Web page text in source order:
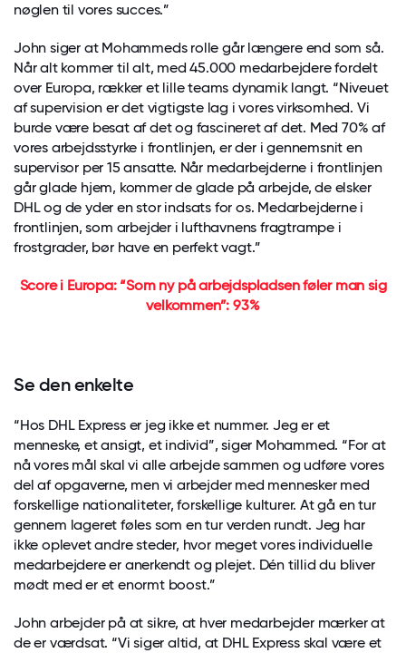
nøglen til vores succes.”
John siger at Mohammeds rolle går længere end som så.
Når alt kommer til alt, med 45.000 medarbejdere fordelt
over Europa, rækker et lille teams dynamik langt. “Niveuet
af supervision er det vigtigste lag i vores virksomhed. Vi
burde være besat af det og fascineret af det. Med 70% af
vores arbejdsstyrke i frontlinjen, er der i gennemsnit en
supervisor per 15 ansatte. Når medarbejderne i frontlinjen
går glade hjem, kommer de glade på arbejde, de elsker
DHL og de yder en stor indsats for os. Medarbejderne i
frontlinjen, som arbejder i lufthavnens fragtrampe i
frostgrader, bør have en perfekt vagt.”
Score i Europa: “Som ny på arbejdspladsen føler man sig
velkommen”: 93%
Se den enkelte
“Hos DHL Express er jeg ikke et nummer. Jeg er et
menneske, et ansigt, et individ”, siger Mohammed. “For at
nå vores mål skal vi alle arbejde sammen og udføre vores
del af opgaverne, men vi arbejder med mennesker med
forskellige nationaliteter, forskellige kulturer. At gå en tur
gennem lageret føles som en tur verden rundt. Jeg har
ikke oplevet andre steder, hvor meget vores individuelle
medarbejdere er anerkendt og plejet. Dén tillid du bliver
mødt med er et enormt boost.”
John arbejder på at sikre, at hver medarbejder mærker at
de er værdsat. “Vi siger altid, at DHL Express skal være et